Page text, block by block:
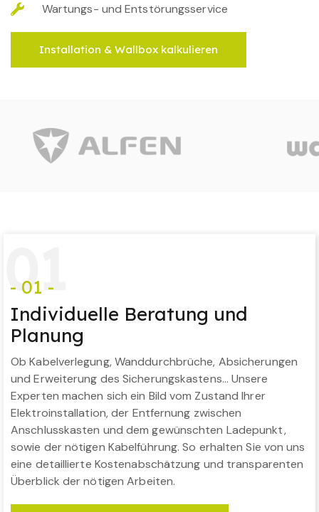
Wartungs- und Entstörungsservice
Installation & Wallbox kalkulieren
01
- 01 -
Individuelle Beratung und
Planung
Ob Kabelverlegung, Wanddurchbrüche, Absicherungen
und Erweiterung des Sicherungskastens… Unsere
Experten machen sich ein Bild vom Zustand Ihrer
Elektroinstallation, der Entfernung zwischen
Anschlusskasten und dem gewünschten Ladepunkt,
sowie der nötigen Kabelführung. So erhalten Sie von uns
eine detaillierte Kostenabschätzung und transparenten
Überblick der nötigen Arbeiten.